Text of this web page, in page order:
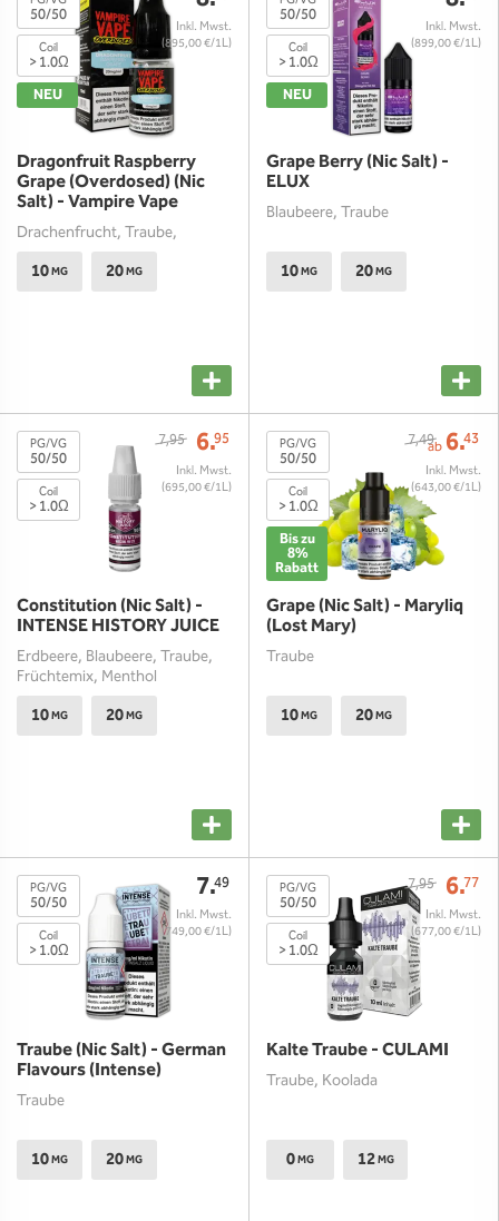
(895,00 €/1L)
50/50
Coil
> 1.0Ω
NEU
Dragonfruit Raspberry
Grape (Overdosed) (Nic
Salt) - Vampire Vape
Drachenfrucht, Traube,
Himbeere
10MG 20MG
(899,00 €/1L)
50/50
Coil
> 1.0Ω
NEU
Grape Berry (Nic Salt) -
ELUX
Blaubeere, Traube
10MG 20MG
7,95 6.95
(695,00 €/1L)
PG/VG
50/50
Coil
> 1.0Ω
Constitution (Nic Salt) -
INTENSE HISTORY JUICE
Erdbeere, Blaubeere, Traube,
Früchtemix, Menthol
10MG 20MG
ab
7,49 6.43
(643,00 €/1L)
PG/VG
50/50
Coil
> 1.0Ω
Bis zu
8%
Rabatt
Grape (Nic Salt) - Maryliq
(Lost Mary)
Traube
10MG 20MG
7.49
(749,00 €/1L)
PG/VG
50/50
Coil
> 1.0Ω
Traube (Nic Salt) - German
Flavours (Intense)
Traube
10MG 20MG
7,95 6.77
(677,00 €/1L)
PG/VG
50/50
Coil
> 1.0Ω
Kalte Traube - CULAMI
Traube, Koolada
0MG 12MG